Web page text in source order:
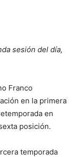
sesión del día,
Franco
en la primera
en
posición.
temporada